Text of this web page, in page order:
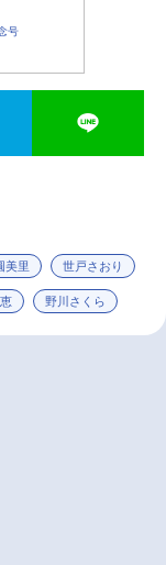
号
美里 世戸さおり
野川さくら